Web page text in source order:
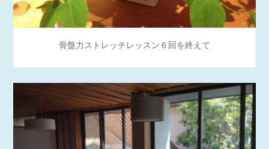
骨盤力ストレッチレッスン６回を終えて